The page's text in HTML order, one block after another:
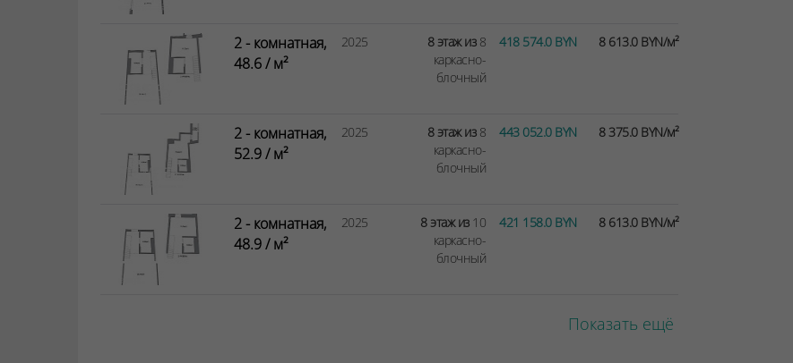
2 - комнатная,
48.6 / м²
2025 8 этаж из8
каркасно-
блочный
418 574.0 BYN 8 613.0 BYN/м²
2 - комнатная,
52.9 / м²
2025 8 этаж из8
каркасно-
блочный
443 052.0 BYN 8 375.0 BYN/м²
2 - комнатная,
48.9 / м²
2025 8 этаж из10
каркасно-
блочный
421 158.0 BYN 8 613.0 BYN/м²
Показать ещё